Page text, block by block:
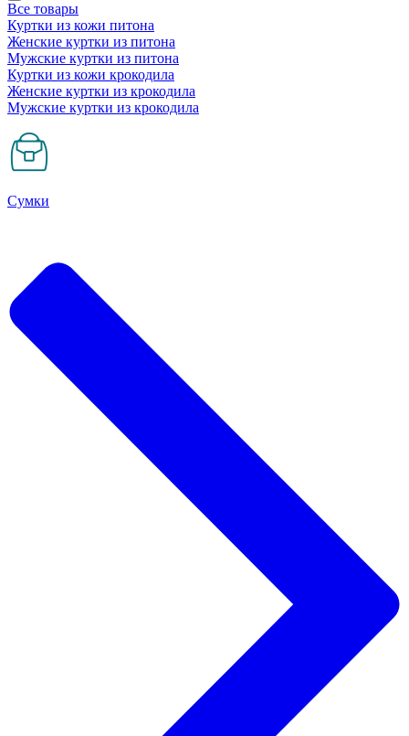
Все товары
Куртки из кожи питона
Женские куртки из питона
Мужские куртки из питона
Куртки из кожи крокодила
Женские куртки из крокодила
Мужские куртки из крокодила
Сумки